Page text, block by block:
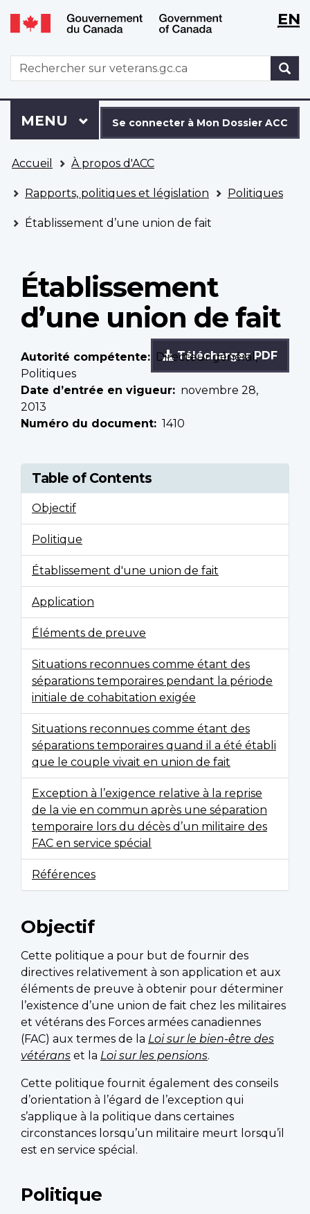
Aller
au
principal
Passer
à
version
HTML
simplifiée
WxT
WxTEN
WxT
Search
form
connecter
à
Dossier
ACC
Se connecter à Mon Dossier ACC
Menu
MENU PRINCIPAL
êtes
ici
Accueil À propos d'ACC
Rapports, politiques et législation Politiques
Établissement d’une union de fait
Établissement
d’une union de fait
Télécharger PDF
Autorité compétente
Directeur général,
Politiques
Date d’entrée en vigueur
novembre 28,
2013
Numéro du document
1410
Table of Contents
Objectif
Politique
Établissement d'une union de fait
Application
Éléments de preuve
Situations reconnues comme étant des
séparations temporaires pendant la période
initiale de cohabitation exigée
Situations reconnues comme étant des
séparations temporaires quand il a été établi
que le couple vivait en union de fait
Exception à l’exigence relative à la reprise
de la vie en commun après une séparation
temporaire lors du décès d’un militaire des
FAC en service spécial
Références
Objectif
Cette politique a pour but de fournir des
directives relativement à son application et aux
éléments de preuve à obtenir pour déterminer
l’existence d’une union de fait chez les militaires
et vétérans des Forces armées canadiennes
(FAC) aux termes de la Loi sur le bien-être des
vétérans et la Loi sur les pensions.
Cette politique fournit également des conseils
d’orientation à l’égard de l’exception qui
s’applique à la politique dans certaines
circonstances lorsqu’un militaire meurt lorsqu’il
est en service spécial.
Politique